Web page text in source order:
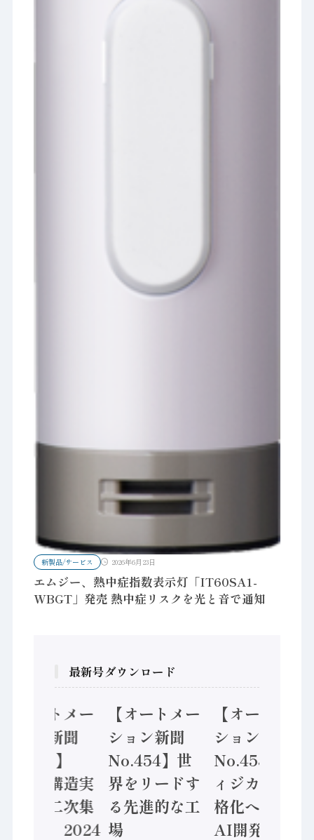
新製品/サービス 2026年6月23日
エムジー、熱中症指数表示灯「IT60SA1-
WBGT」発売 熱中症リスクを光と音で通知
最新号ダウンロード
【オートメー
ション新聞
No.455】
「経済構造実
態調査二次集
計結果」2024
【オートメー
ション新聞
No.454】世
界をリードす
る先進的な工
場
【オートメー
ション新聞
No.453】フ
ィジカルAI本
格化へ 国産
AI開発や社会